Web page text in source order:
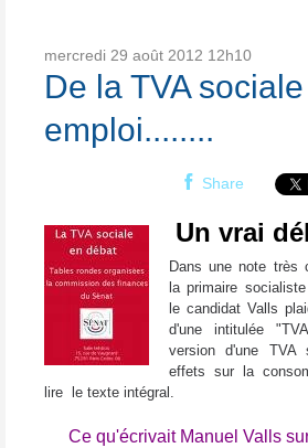
mercredi 29 août 2012 12h10
De la TVA
emploi........
Share
Un vrai
Dans une note très
la primaire
le candidat Valls
d'une intitulée
version d'une
effets sur la
lire le texte intégral.
Ce qu'écrivait Manuel Valls